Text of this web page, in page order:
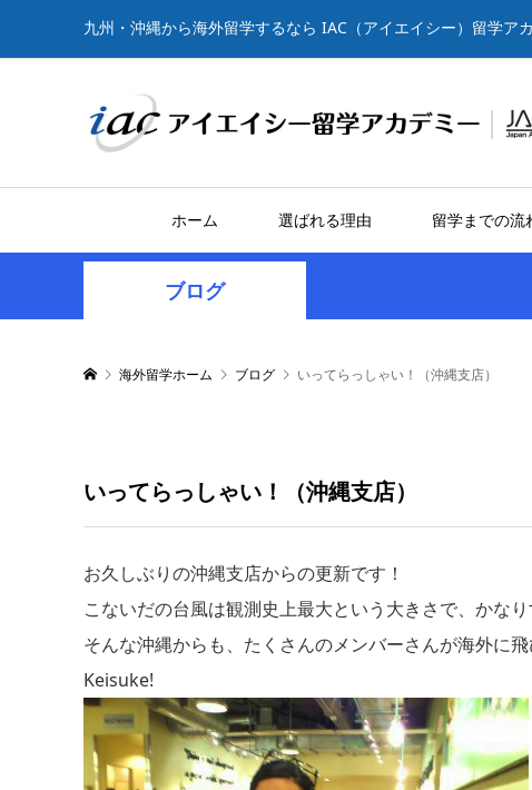
九州・沖縄から海外留学するなら IAC（アイエイシー）留学ア
ホーム 選ばれる理由 留学までの流
ブログ
海外留学ホーム ブログ いってらっしゃい！（沖縄支店）
いってらっしゃい！（沖縄支店）
お久しぶりの沖縄支店からの更新です！
こないだの台風は観測史上最大という大きさで、かなり
そんな沖縄からも、たくさんのメンバーさんが海外に
Keisuke!